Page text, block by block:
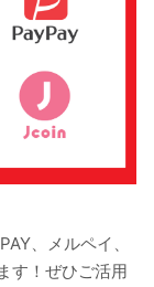
、メルペイ、
す！ぜひご活用